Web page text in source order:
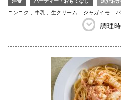
ニンニク 牛乳 生クリーム ジャガイモ
調理